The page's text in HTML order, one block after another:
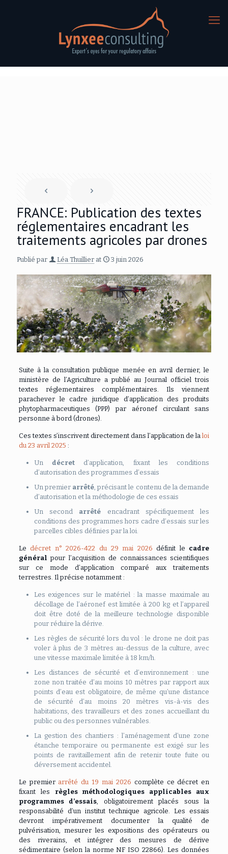
FRANCE: Publication des textes
réglementaires encadrant les
traitements agricoles par drones
Publié par Léa Thuillier at 3 juin 2026
Suite à la consultation publique menée en avril dernier, le
ministère de l’Agriculture a publié au Journal officiel trois
textes réglementaires complémentaires. Ils viennent
parachever le cadre juridique d’application des produits
phytopharmaceutiques (PPP) par aéronef circulant sans
personne à bord (drones).
Ces textes s’inscrivent directement dans l’application de laloi
du 23 avril 2025 :
Un décret d’application, fixant les conditions
d’autorisation des programmes d’essais
Un premier arrêté , précisant le contenu de la demande
d’autorisation et la méthodologie de ces essais
Un second arrêté encadrant spécifiquement les
conditions des programmes hors cadre d’essais sur les
parcelles cibles définies par la loi.
Le décret n° 2026-422 du 29 mai 2026 définit le cadre
général pour l’acquisition de connaissances scientifiques
sur ce mode d’application comparé aux traitements
terrestres. Il précise notamment :
Les exigences sur le matériel : la masse maximale au
décollage de l’aéronef est limitée à 200 kg et l’appareil
doit être doté de la meilleure technologie disponible
pour réduire la dérive.
Les règles de sécurité lors du vol : le drone ne doit pas
voler à plus de 3 mètres au-dessus de la culture, avec
une vitesse maximale limitée à 18 km/h.
Les distances de sécurité et d’environnement : une
zone non traitée d’au moins 10 mètres par rapport aux
points d’eau est obligatoire, de même qu’une distance
de sécurité d’au moins 20 mètres vis-à-vis des
habitations, des travailleurs et des zones accueillant du
public ou des personnes vulnérables.
La gestion des chantiers : l’aménagement d’une zone
étanche temporaire ou permanente est exigé sur les
points de ravitaillement afin de retenir toute fuite ou
déversement accidentel.
Le premier arrêté du 19 mai 2026 complète ce décret en
fixant les règles méthodologiques applicables aux
programmes d’essais , obligatoirement placés sous la
responsabilité d’un institut technique agricole. Les essais
devront impérativement documenter la qualité de
pulvérisation, mesurer les expositions des opérateurs ou
des riverains, et intégrer des mesures de dérive
sédimentaire (selon la norme NF ISO 22866). Les données